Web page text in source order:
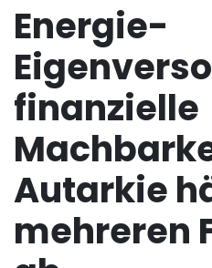
Energie-
finanzielle
Autarkie
mehreren